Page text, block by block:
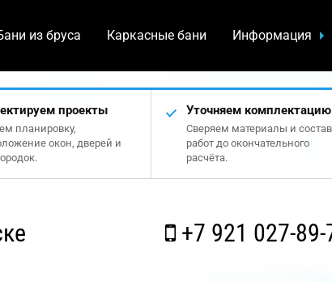
из бруса Каркасные бани Информация
проекты
планировку,
окон, дверей и
Уточняем комплектацию
Сверяем материалы и состав
работ до окончательного
расчёта.
+7 921 027-89-